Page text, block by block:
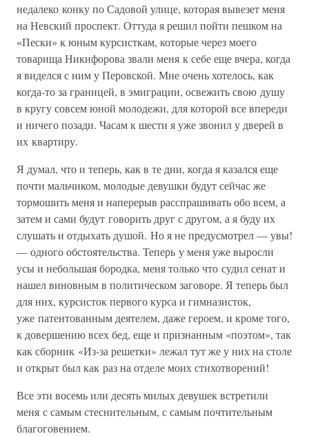
недалеко конку по Садовой улице, которая вывезет меня
на Невский проспект. Оттуда я решил пойти пешком на
«Пески» к юным курсисткам, которые через моего
товарища Никифорова звали меня к себе еще вчера, когда
я виделся с ним у Перовской. Мне очень хотелось, как
когда-то за границей, в эмиграции, освежить свою душу
в кругу совсем юной молодежи, для которой все впереди
и ничего позади. Часам к шести я уже звонил у дверей в
их квартиру.
Я думал, что и теперь, как в те дни, когда я казался еще
почти мальчиком, молодые девушки будут сейчас же
тормошить меня и наперерыв расспрашивать обо всем, а
затем и сами будут говорить друг с другом, а я буду их
слушать и отдыхать душой. Но я не предусмотрел — увы!
— одного обстоятельства. Теперь у меня уже выросли
усы и небольшая бородка, меня только что судил сенат и
нашел виновным в политическом заговоре. Я теперь был
для них, курсисток первого курса и гимназисток,
уже патентованным деятелем, даже героем, и кроме того,
к довершению всех бед, еще и признанным «поэтом», так
как сборник «Из-за решетки» лежал тут же у них на столе
и открыт был как раз на отделе моих стихотворений!
Все эти восемь или десять милых девушек встретили
меня с самым стеснительным, с самым почтительным
благоговением.